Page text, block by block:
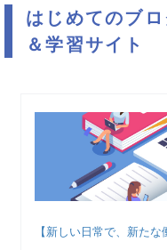
はじめてのブ
＆学習サイト
【新しい日常で、新た